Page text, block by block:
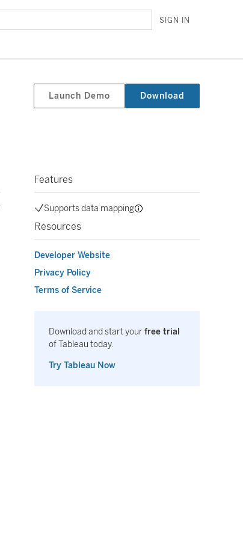
SIGN IN
Launch Demo Download
Features
Supports data mapping
Resources
Developer Website
Privacy Policy
Terms of Service
Download and start yourfree trial
of Tableau today.
Try Tableau Now